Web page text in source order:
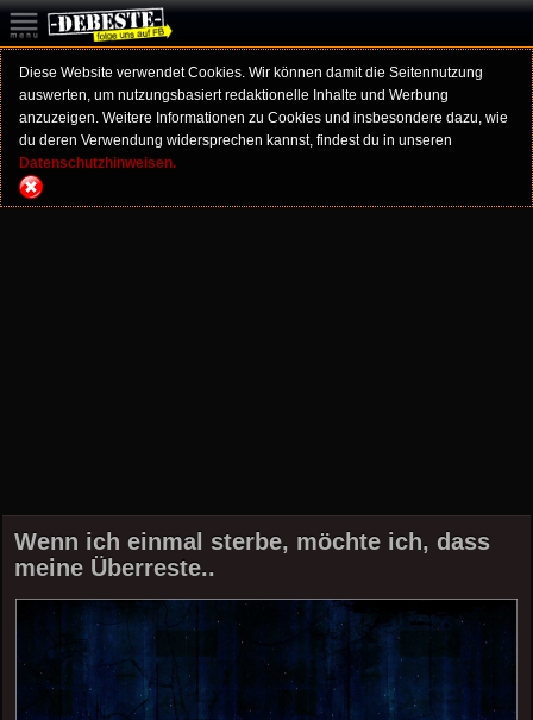
Diese Website verwendet Cookies. Wir können damit die Seitennutzung
auswerten, um nutzungsbasiert redaktionelle Inhalte und Werbung
anzuzeigen. Weitere Informationen zu Cookies und insbesondere dazu, wie
du deren Verwendung widersprechen kannst, findest du in unseren
Datenschutzhinweisen.
Wenn ich einmal sterbe, möchte ich, dass
meine Überreste..